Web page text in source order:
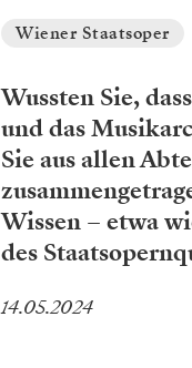
Wiener Staatsoper
Wussten Sie,
und das
Sie aus allen
Wissen – etwa
des
14.05.2024